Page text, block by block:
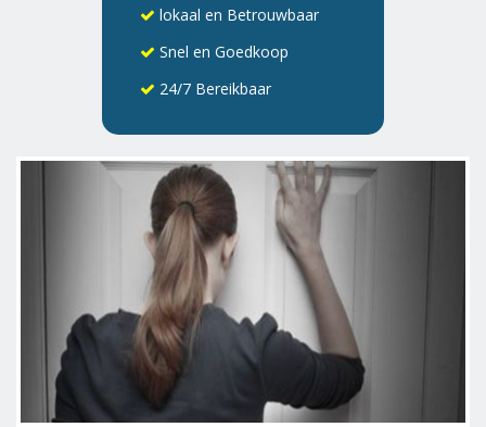
lokaal en Betrouwbaar
Snel en Goedkoop
24/7 Bereikbaar